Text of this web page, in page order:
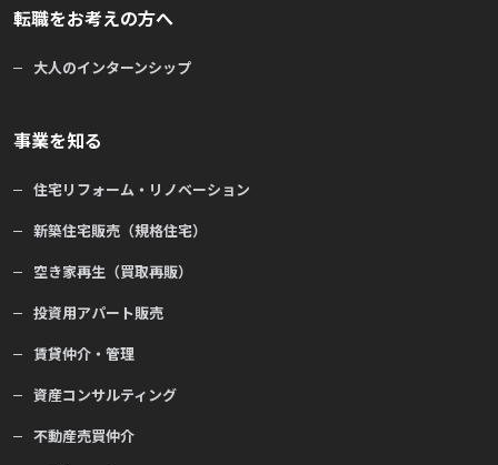
転職をお考えの方へ
大人のインターンシップ
事業を知る
住宅リフォーム・リノベーション
新築住宅販売（規格住宅）
空き家再生（買取再販）
投資用アパート販売
賃貸仲介・管理
資産コンサルティング
不動産売買仲介